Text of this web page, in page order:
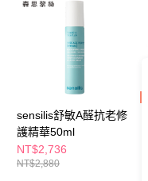
sensilis舒敏A醛抗老修
護精華50ml
NT$2,736
NT$2,880